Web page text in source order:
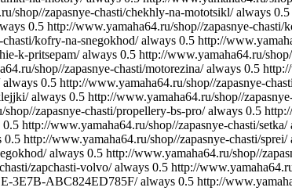
shop//zapasnye-chasti/chekhly-na-mototsikl/ always 0.5
0.5 http://www.yamaha64.ru/shop//zapasnye-chasti/
kofry-na-snegokhod/ always 0.5 http://
k-pritsepam/ always 0.5 http://www.yamaha64.ru/
shop//zapasnye-chasti/motorezina/ always 0.5
always 0.5 http://www.yamaha64.ru/shop//zapasnye-
always 0.5 http://www.yamaha64.ru/shop//
zapasnye-chasti/propellery-bs-pro/ always 0.5
0.5 http://www.yamaha64.ru/shop//zapasnye-chasti/setka/
0.5 http://www.yamaha64.ru/shop//zapasnye-chasti/sprei/
always 0.5 http://www.yamaha64.ru/shop//
zapchasti-volvo/ always 0.5 http://
3E7B-ABC824ED785F/ always 0.5 http://